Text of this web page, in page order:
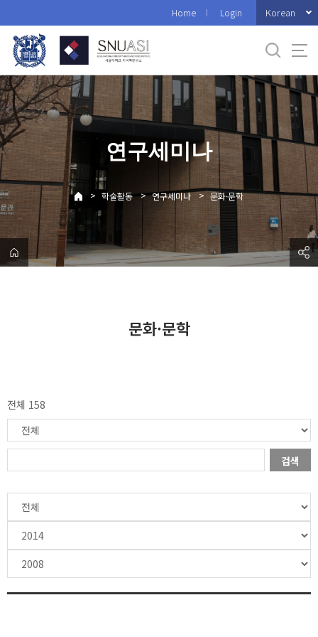
로
메
뉴
Home Login Korean
연구세미나
> 학술활동 > 연구세미나 > 문화·문학
문화·문학
전체 158
검색